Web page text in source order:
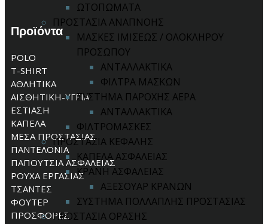
ΩΤΟΠΩΜΑΤΑ
ΠΡΟΣΤΑΣΙΑ ΑΝΑΠΝΟΗΣ
ΜΑΣΚΕΣ ΙΜΙΣΕΩΣ / ΟΛΟΚΛΗΡΟΥ
ΠΡΟΣΩΠΟΥ
ΑΝΤΑΛΛΑΚΤΙΚΑ
ΦΙΛΤΡΑ ΜΑΣΚΩΝ
ΣΥΣΤΗΜΑ ΠΑΡΟΧΗΣ ΑΕΡΑ
ΑΝΤΑΛΛΑΚΤΙΚΑ
ΦΙΛΤΡΟΜΑΣΚΕΣ
ΠΡΟΣΤΑΣΙΑ ΚΕΦΑΛΗΣ
ΚΑΠΕΛΑ ΑΣΦΑΛΕΙΑΣ
ΚΡΑΝΗ ΑΣΦΑΛΕΙΑΣ
ΑΞΕΣΟΥΑΡ ΚΡΑΝΩΝ
ΣΥΣΤΗΜΑ ΠΟΛΛΑΠΛΗΣ ΠΡΟΣΤΑΣΙΑΣ
ΠΡΟΣΤΑΣΙΑ ΟΡΑΣΗΣ
Προϊόντα
POLO
T-SHIRT
ΑΘΛΗΤΙΚΑ
ΑΙΣΘΗΤΙΚΗ-ΥΓΕΙΑ
ΕΣΤΙΑΣΗ
ΚΑΠΕΛΑ
ΜΕΣΑ ΠΡΟΣΤΑΣΙΑΣ
ΠΑΝΤΕΛΟΝΙΑ
ΠΑΠΟΥΤΣΙΑ ΑΣΦΑΛΕΙΑΣ
ΡΟΥΧΑ ΕΡΓΑΣΙΑΣ
ΤΣΑΝΤΕΣ
ΦΟΥΤΕΡ
ΠΡΟΣΦΟΡΕΣ